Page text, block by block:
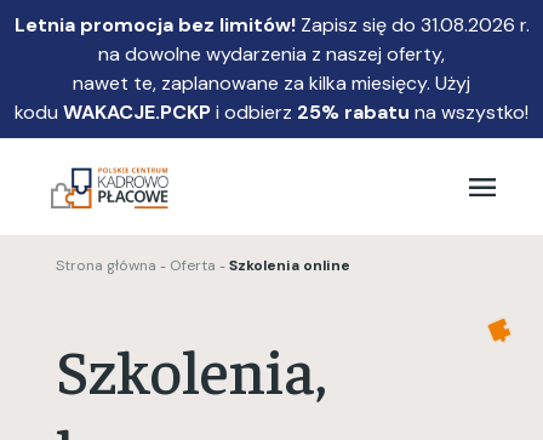
Przejdź
treści
Letnia promocja bez limitów!Zapisz się do 31.08.2026 r.
na dowolne wydarzenia z naszej oferty,
nawet te, zaplanowane za kilka miesięcy. Użyj
kodu WAKACJE.PCKPi odbierz 25% rabatu na wszystko!
Strona główna Oferta Szkolenia online
Szkolenia,